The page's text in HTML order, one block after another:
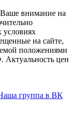
внимание на
на сайте,
положениями
Актуальность цен
группа в ВК